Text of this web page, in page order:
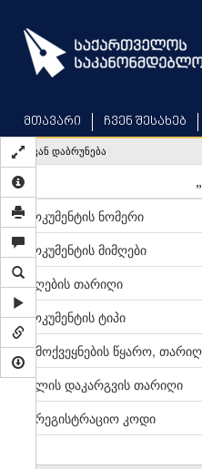
main
content
მთავარი ჩვენ შესახებ
უკან დაბრუნება
დოკუმენტის ნომერი
დოკუმენტის მიმღები
მიღების თარიღი
დოკუმენტის ტიპი
გამოქვეყნების წყარო,
ძალის დაკარგვის თარიღი
სარეგისტრაციო კოდი